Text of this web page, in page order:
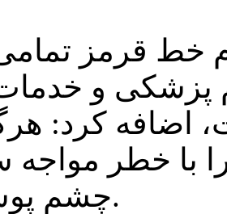
خط قرمز
پزشکی و
اضافه کرد:
خطر مواجه
چشم پوشی نیست.